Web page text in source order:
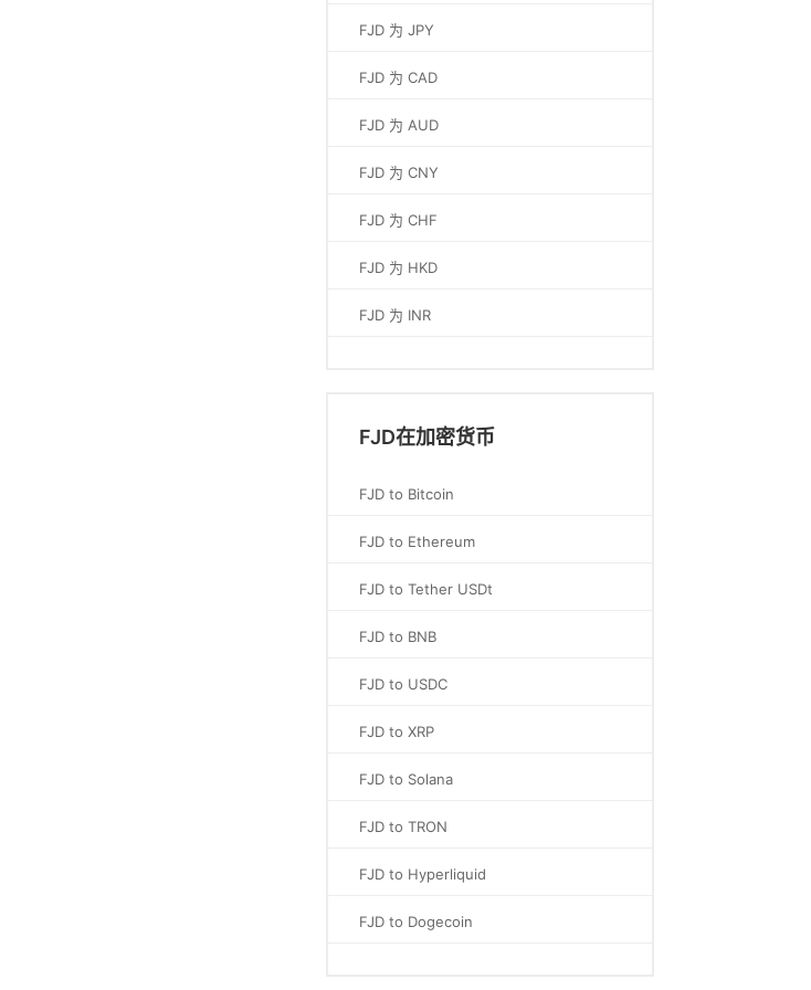
FJD 为 JPY
FJD 为 CAD
FJD 为 AUD
FJD 为 CNY
FJD 为 CHF
FJD 为 HKD
FJD 为 INR
FJD在加密货币
FJD to Bitcoin
FJD to Ethereum
FJD to Tether USDt
FJD to BNB
FJD to USDC
FJD to XRP
FJD to Solana
FJD to TRON
FJD to Hyperliquid
FJD to Dogecoin